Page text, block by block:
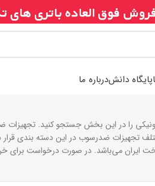
پایگاه دانشدرباره ما
را در این بخش جستجو کنید. تجهیزات
ایران می‌باشد. در صورت درخواست برای